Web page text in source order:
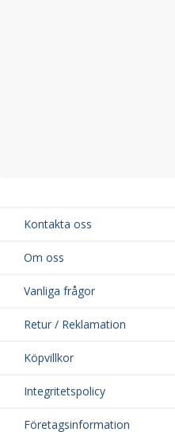
Kontakta oss
Om oss
Vanliga frågor
Retur / Reklamation
Köpvillkor
Integritetspolicy
Företagsinformation